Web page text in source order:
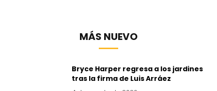
MÁS NUEVO
Bryce Harper regresa a los jardines
tras la firma de Luis Arráez